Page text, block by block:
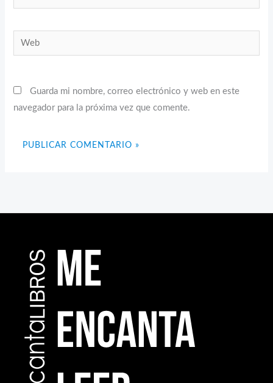
electrónico*
Web
Guarda mi nombre, correo electrónico y web en este
navegador para la próxima vez que comente.